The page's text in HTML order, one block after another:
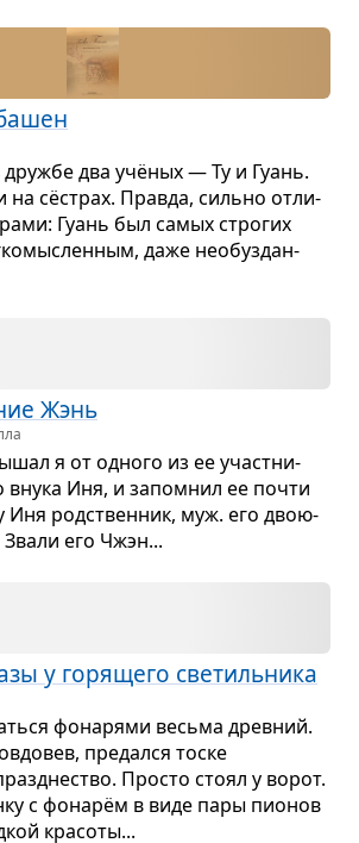
два учё­ных — Ту и Гуань.
сёстрах. Правда, сильно отли­
Гуань был самых стро­гих
даже необуз­дан­
Жэнь
я от одного из ее участ­ни­
внука Иня, и запо­мнил ее почти
Иня род­ствен­ник, муж. его дво­ю­
его Чжэн...
у горя­щего све­тиль­ника
фона­рями весьма древ­ний.
пре­дался тоске
Про­сто стоял у ворот.
с фонарём в виде пары пио­нов
кра­соты...